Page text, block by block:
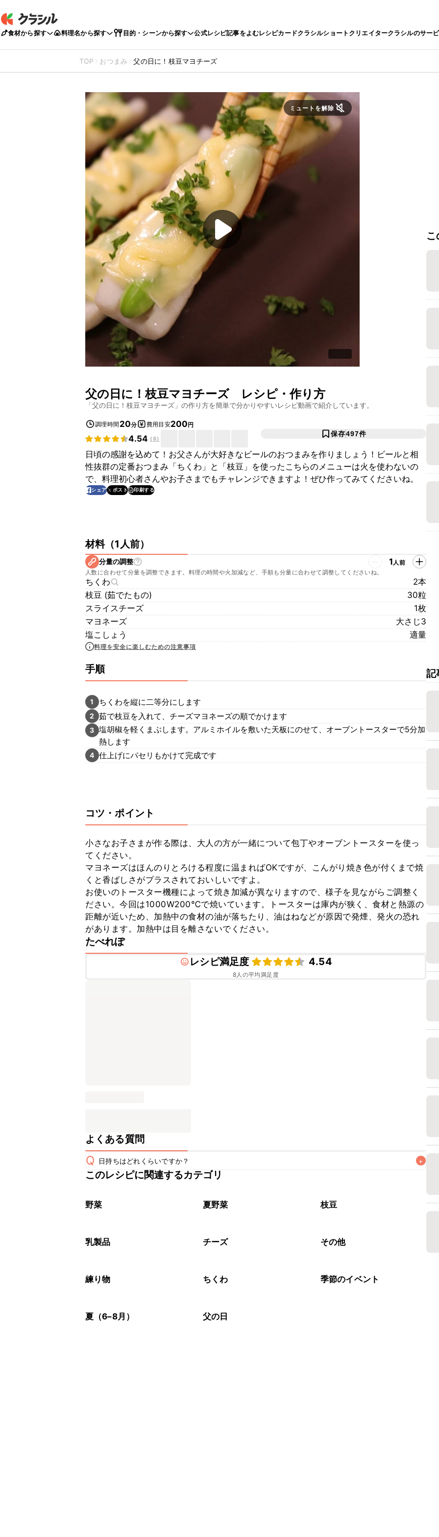
食材から探す 料理名から探す 目的・シーンから探す 公式レシピ記事をよむレシピカードクラシルショートクリエイタークラシルのサー
TOP おつまみ 父の日に！枝豆マヨチーズ
ミュートを解除
父の日に！枝豆マヨチーズレシピ・作り方
「父の日に！枝豆マヨチーズ 」の作り方を簡単で分かりやすいレシピ動画で紹介しています。
調理時間 20分 費用目安200円
4.54 (8)
保存497件
日頃の感謝を込めて！お父さんが大好きなビールのおつまみを作りましょう！ビールと相
性抜群の定番おつまみ「ちくわ」と「枝豆」を使ったこちらのメニューは火を使わないの
で、料理初心者さんやお子さまでもチャレンジできますよ！ぜひ作ってみてくださいね。
シェア ポスト 印刷する
材料（1人前）
分量の調整 1人前
人数に合わせて分量を調整できます。料理の時間や火加減など、手順も分量に合わせて調整してくださいね。
ちくわ
2本
枝豆 (茹でたもの)
30粒
スライスチーズ
1枚
マヨネーズ
大さじ3
塩こしょう
適量
料理を安全に楽しむための注意事項
手順
1 ちくわを縦に二等分にします
2 茹で枝豆を入れて、チーズマヨネーズの順でかけます
3 塩胡椒を軽くまぶします。アルミホイルを敷いた天板にのせて、オーブントースターで5分加
熱します
4 仕上げにパセリもかけて完成です
コツ・ポイント
小さなお子さまが作る際は、大人の方が一緒について包丁やオーブントースターを使っ
てください。
マヨネーズはほんのりとろける程度に温まればOKですが、こんがり焼き色が付くまで焼
くと香ばしさがプラスされておいしいですよ。
お使いのトースター機種によって焼き加減が異なりますので、様子を見ながらご調整く
ださい。今回は1000W200℃で焼いています。トースターは庫内が狭く、食材と熱源の
距離が近いため、加熱中の食材の油が落ちたり、油はねなどが原因で発煙、発火の恐れ
があります。加熱中は目を離さないでください。
たべれぽ
レシピ満足度
4.54
8人の平均満足度
よくある質問
Q 日持ちはどれくらいですか？ +
保存期間は冷蔵で翌日中が目安です。なるべくお早めにお召し上がりください。
※日持ちは目安です。
このレシピに関連するカテゴリ
野菜 夏野菜 枝豆
乳製品 チーズ その他
練り物 ちくわ 季節のイベント
夏（6–8月） 父の日
記